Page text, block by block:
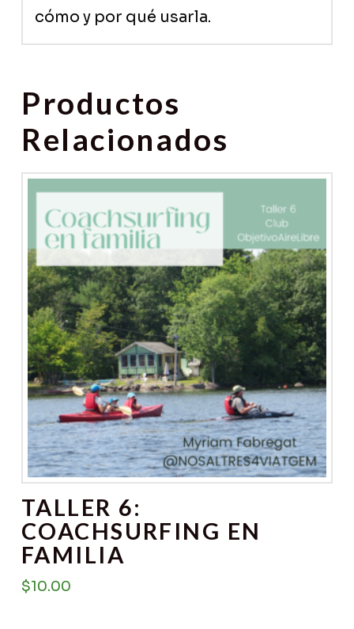
cómo y por qué usarla.
Productos
Relacionados
TALLER 6:
COACHSURFING EN
FAMILIA
$10.00